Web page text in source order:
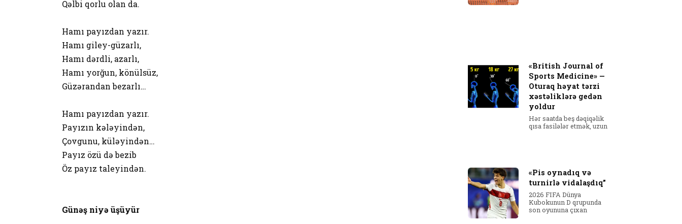
Qəlbi qorlu olan da.
Hamı payızdan yazır.
Hamı giley-güzarlı,
Hamı dərdli, azarlı,
Hamı yorğun, könülsüz,
Güzərandan bezarlı…
Hamı payızdan yazır.
Payızın kələyindən,
Çovgunu, küləyindən…
Payız özü də bezib
Öz payız taleyindən.
Günəş niyə üşüyür
«British Journal of
Sports Medicine» —
Oturaq həyat tərzi
xəstəliklərə gedən
yoldur
Hər saatda beş dəqiqəlik
qısa fasilələr etmək, uzun
«Pis oynadıq və
turnirlə vidalaşdıq”
2026 FIFA Dünya
Kubokunun D qrupunda
son oyununa çıxan